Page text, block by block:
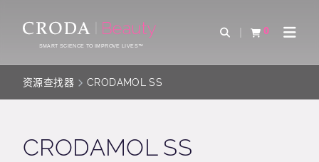
CONTENTSMART SCIENCE TO IMPROVE LIVES™
Open Search
0
查看购物车Open
资源查找器 CRODAMOL SS
CRODAMOL SS